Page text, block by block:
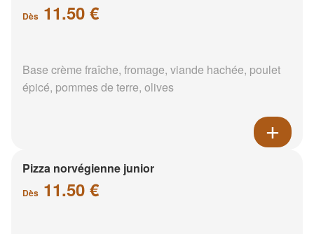
Dès 11.50 €
Base crème fraîche, fromage, viande hachée, poulet
épicé, pommes de terre, olives
Pizza norvégienne junior
Dès 11.50 €